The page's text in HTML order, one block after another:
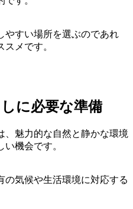
やすい場所を選ぶのであれ
メです。
に必要な準備
、魅力的な自然と静かな環境
機会です。
の気候や生活環境に対応する